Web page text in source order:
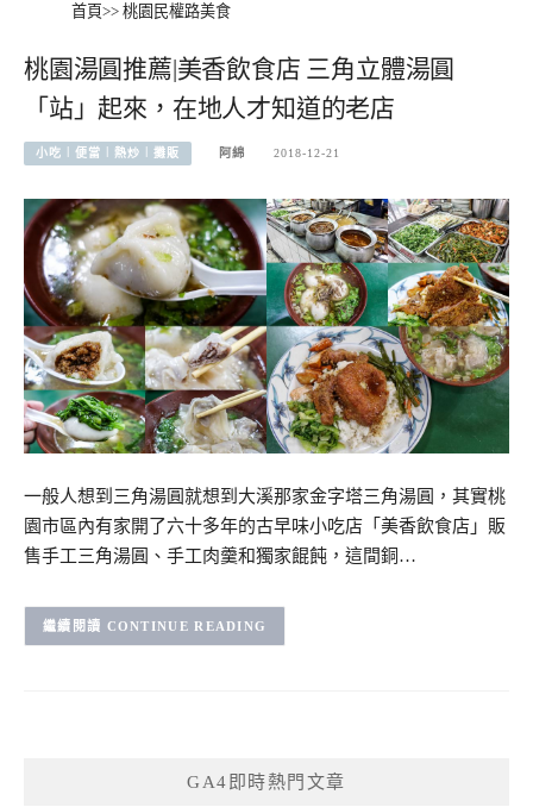
首頁>> 桃園民權路美食
桃園湯圓推薦|美香飲食店 三角立體湯圓
「站」起來，在地人才知道的老店
小吃︱便當︱熱炒︱攤販 阿綿 2018-12-21
一般人想到三角湯圓就想到大溪那家金字塔三角湯圓，其實桃
園市區內有家開了六十多年的古早味小吃店「美香飲食店」販
售手工三角湯圓、手工肉羹和獨家餛飩，這間銅…
CONTINUE READING
GA4即時熱門文章